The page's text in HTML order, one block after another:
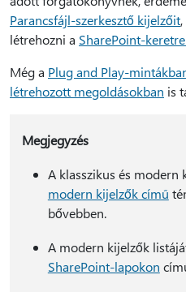
Parancsfájl-szerkesztő kijelzőit
létrehozni a SharePoint-
Még a Plug and Play-
létrehozott megoldásokban is
Megjegyzés
A klasszikus és modern
modern kijelzők című
bővebben.
A modern kijelzők
SharePoint-lapokon